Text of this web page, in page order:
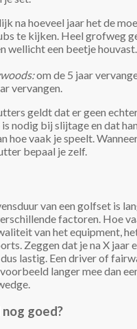
na hoeveel jaar het de
te kijken. Heel grofweg
wellicht een beetje houvast.
om de 5 jaar
vervangen.
geldt dat er geen
is nodig bij slijtage en dat
hoe vaak je speelt.
bepaal je zelf.
van een golfset is
factoren. Hoe
van het equipment,
Zeggen dat je na X jaar
lastig. Een driver of
langer mee dan
goed?